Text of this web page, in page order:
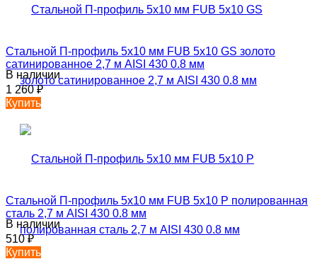
Стальной П-профиль 5х10 мм FUB 5х10 GS золото
сатинированное 2,7 м AISI 430 0.8 мм
В наличии
1 260₽
Купить
Стальной П-профиль 5х10 мм FUB 5х10 P полированная
сталь 2,7 м AISI 430 0.8 мм
В наличии
510₽
Купить